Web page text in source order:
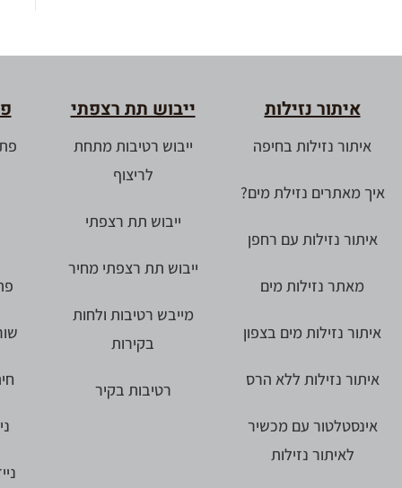
איתור נזילות
איתור נזילות בחיפה
איך מאתרים נזילת מים?
איתור נזילות עם רחפן
מאתר נזילות מים
איתור נזילות מים בצפון
איתור נזילות ללא הרס
אינסטלטור עם מכשיר
לאיתור נזילות
ייבוש תת רצפתי
ייבוש רטיבות מתחת
לריצוף
ייבוש תת רצפתי
ייבוש תת רצפתי מחיר
מייבש רטיבות ולחות
בקירות
רטיבות בקיר